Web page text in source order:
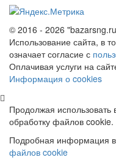
© 2016 - 2026
Использование сайта, в
означает согласие с
Оплачивая услуги на
Информация о cookies
Продолжая использовать
обработку файлов cookie.
Подробная информация в
файлов cookie